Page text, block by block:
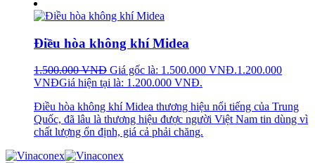
Điều hòa không khí Midea
1.500.000VNĐ Giá gốc là: 1.500.000 VNĐ.1.200.000
VNĐGiá hiện tại là: 1.200.000 VNĐ.
Điều hòa không khí Midea thương hiệu nổi tiếng của Trung
Quốc, đã lâu là thương hiệu được người Việt Nam tin dùng vì
chất lượng ổn định, giá cả phải chăng.